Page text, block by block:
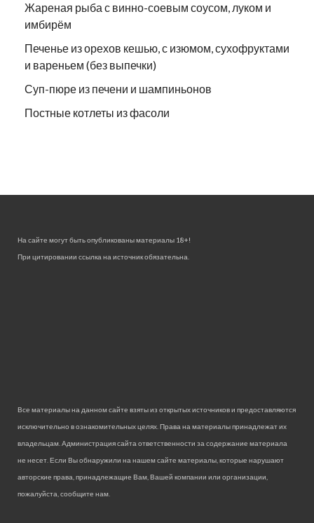
Жареная рыба с винно-соевым соусом, луком и
имбирём
Печенье из орехов кешью, с изюмом, сухофруктами
и вареньем (без выпечки)
Суп-пюре из печени и шампиньонов
Постные котлеты из фасоли
На сайте могут быть опубликованы материалы 18+!
При цитировании ссылка на источник обязательна.
Все материалы на данном сайте взяты из открытых источников и предоставляются
исключительно в ознакомительных целях. Права на материалы принадлежат их
владельцам. Администрация сайта ответственности за содержание материала
не несет. Если Вы обнаружили на нашем сайте материалы, которые нарушают
авторские права, принадлежащие Вам, Вашей компании или организации,
пожалуйста, сообщите нам.